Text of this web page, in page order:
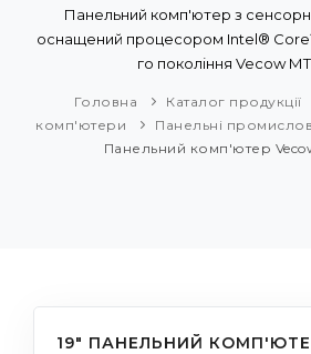
КАТАЛОГ ПРОДУКЦІЇ
Панельний комп'ютер з
оснащений процесором Intel®
го покоління Vecow
Головна Каталог продукції
комп'ютери
Панельні
Панельний комп'ютер
19" ПАНЕЛЬНИЙ